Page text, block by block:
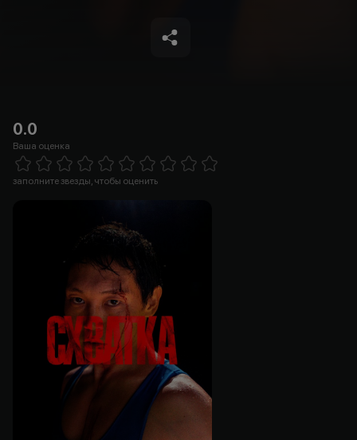
0.0
Ваша оценка
5 Stars
заполните звезды, чтобы оценить